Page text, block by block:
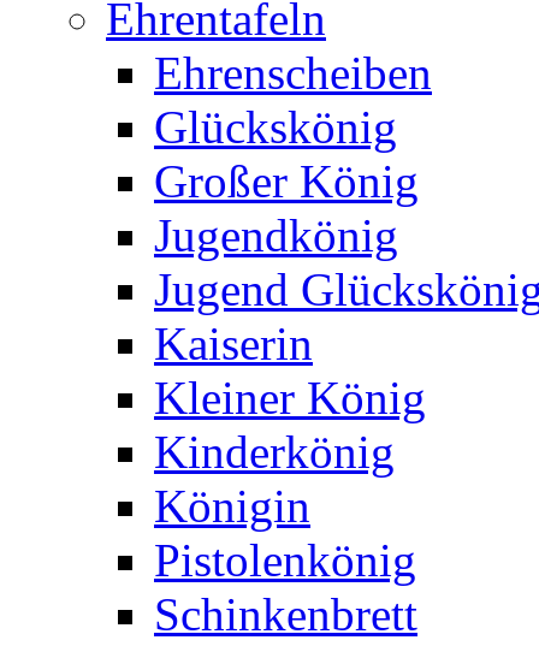
Ehrentafeln
Ehrenscheiben
Glückskönig
Großer König
Jugendkönig
Jugend
Kaiserin
Kleiner König
Kinderkönig
Königin
Pistolenkönig
Schinkenbrett